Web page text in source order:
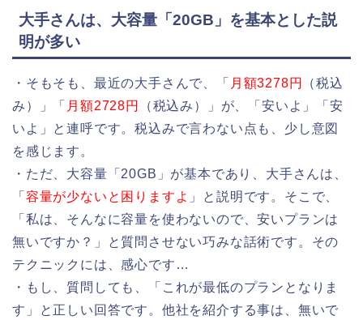
大手さんは、大容量「20GB」を基本とした説
明が多い
・そもそも、最近の大手さんで、「 月額3278円
（税込
み）」「 月額2728円
（税込み）」が、「安いよ」「安
いよ」と連呼です。税込みで言わない点も、少し意図
を感じます。
・ただ、大容量「20GB」が基本であり、大手さんは、
「 容量が少ないと困りますよ 」と説明です。そこで、
「私は、そんなに容量を使わないので、安いプランは
無いですか？」と質問させない巧みな話術です。その
テクニックには、感心です…
・もし、質問しても、「これが最低のプランとなりま
す」と正しい回答です。他社を紹介する事は、無いで